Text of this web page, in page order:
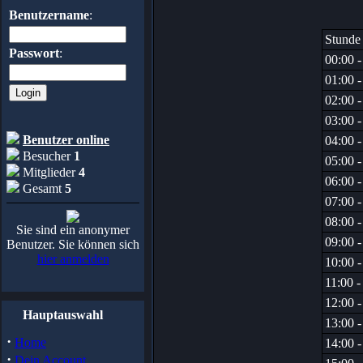
Benutzername:
Passwort:
Benutzer online
Besucher 1
Mitglieder4
Gesamt 5
Sie sind ein anonymer
Benutzer. Sie können sich
hier anmelden
Hauptauswahl
· Home
· Dein Account
Stunde
00:00
01:00
02:00
03:00
04:00
05:00
06:00
07:00
08:00
09:00
10:00
11:00
12:00
13:00
14:00